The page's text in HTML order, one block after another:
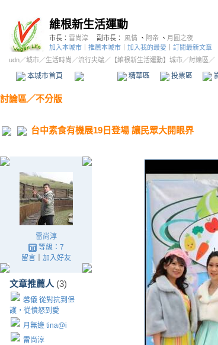
維根新生活運動
市長： 雷尚淳 副市長： 風情 、 阿帝 、 月圓之夜
加入本城市
推薦本城市 加入我的最愛
訂閱最新文章
udn／城市／生活時尚 ／流行尖端／ 【維根新生活運動】城市／討論區／
本城市首頁 精華區 投票區
討論區／不分版
台中素食有機展19日登場 讓民眾大開眼界
雷尚淳
等級：7
留言｜ 加入好友
文章推薦人 (3)
馨儀 從對抗到保
護，從憤怒到愛
月無邊 tina@i
雷尚淳